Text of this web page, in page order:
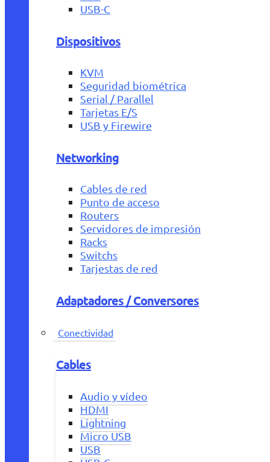
USB-C
Dispositivos
KVM
Seguridad biométrica
Serial / Parallel
Tarjetas E/S
USB y Firewire
Networking
Cables de red
Punto de acceso
Routers
Servidores de impresión
Racks
Switchs
Tarjestas de red
Adaptadores / Conversores
Conectividad
Cables
Audio y vídeo
HDMI
Lightning
Micro USB
USB